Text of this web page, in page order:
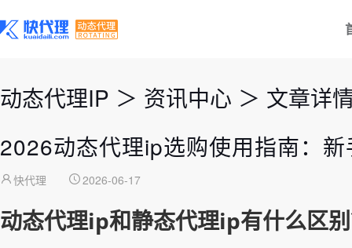
动态代理IP ＞ 资讯中心 ＞ 文章详
2026动态代理ip选购使用指南：
快代理 2026-06-17
动态代理ip和静态代理ip有什么区